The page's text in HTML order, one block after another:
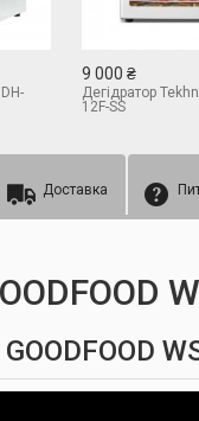
9 000 ₴
Дегідратор
12F-SS
Доставка